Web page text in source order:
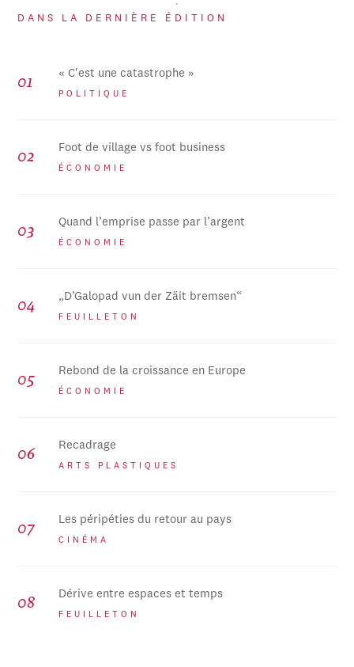
DANS LA DERNIÈRE ÉDITION
« C'est une catastrophe »
POLITIQUE
Foot de village vs foot business
ÉCONOMIE
Quand l’emprise passe par l’argent
ÉCONOMIE
„D’Galopad vun der Zäit bremsen“
FEUILLETON
Rebond de la croissance en Europe
ÉCONOMIE
Recadrage
ARTS PLASTIQUES
Les péripéties du retour au pays
CINÉMA
Dérive entre espaces et temps
FEUILLETON